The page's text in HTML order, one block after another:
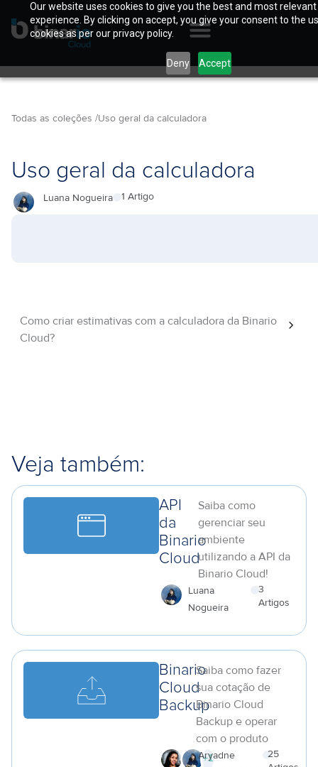
Our website uses cookies to give you the best and most relevant
experience. By clicking on accept, you give your consent to the
cookies as per our privacy policy.
Deny Accept
Todas as coleções /Uso geral da calculadora
Uso geral da calculadora
Luana Nogueira 1 Artigo
Como criar estimativas com a calculadora da Binario
Cloud?
Veja também:
API
da
Binario
Cloud
Saiba como
gerenciar seu
ambiente
utilizando a API da
Binario Cloud!
Luana
Nogueira
3
Artigos
Binario
Cloud
Backup
Saiba como fazer
sua cotação de
Binario Cloud
Backup e operar
com o produto
+1
Aryadne
25